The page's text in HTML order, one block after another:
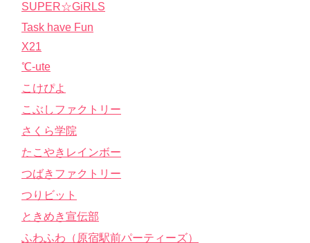
SUPER☆GiRLS
Task have Fun
X21
℃-ute
こけぴよ
こぶしファクトリー
さくら学院
たこやきレインボー
つばきファクトリー
つりビット
ときめき宣伝部
ふわふわ（原宿駅前パーティーズ）